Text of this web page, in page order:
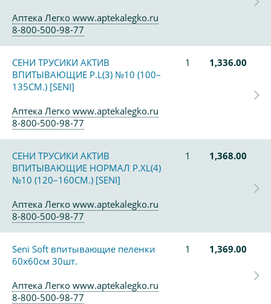
Аптека Легко www.aptekalegko.ru
8-800-500-98-77
СЕНИ ТРУСИКИ АКТИВ
ВПИТЫВАЮЩИЕ Р.L(3) №10 (100–
135СМ.) [SENI]
1 1,336.00
Аптека Легко www.aptekalegko.ru
8-800-500-98-77
СЕНИ ТРУСИКИ АКТИВ
ВПИТЫВАЮЩИЕ НОРМАЛ Р.XL(4)
№10 (120–160СМ.) [SENI]
1 1,368.00
Аптека Легко www.aptekalegko.ru
8-800-500-98-77
Seni Soft впитывающие пеленки
60х60см 30шт.
1 1,369.00
Аптека Легко www.aptekalegko.ru
8-800-500-98-77